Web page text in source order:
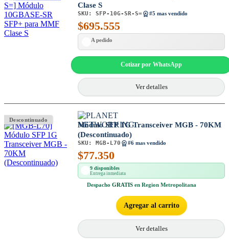
Clase S
SKU: SFP-10G-SR-S= #5 mas vendido
$695.555
A pedido
Cotizar por WhatsApp
Ver detalles
Descontinuado
Módulo SFP 1G Transceiver MGB - 70KM
(Descontinuado)
SKU: MGB-L70 #6 mas vendido
$77.350
9 disponibles
Entrega inmediata
Despacho GRATIS en Region Metropolitana
Agregar al carrito
Ver detalles